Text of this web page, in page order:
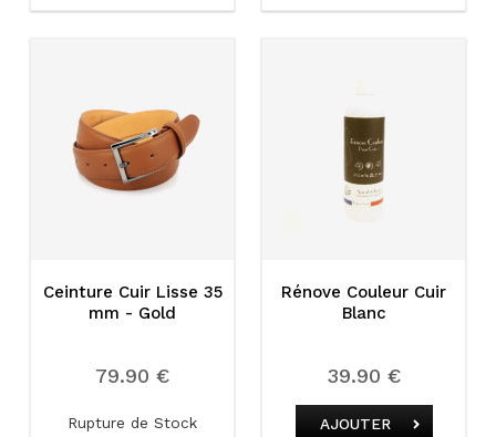
Ceinture Cuir Lisse 35
mm - Gold
79.90 €
Rupture de Stock
Rénove Couleur Cuir
Blanc
39.90 €
AJOUTER